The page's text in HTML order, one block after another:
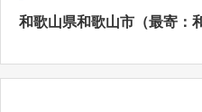
和歌山県和歌山市（最寄：